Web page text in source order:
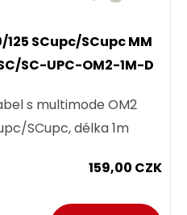
SCupc/SCupc MM
SC-UPC-OM2-1M-D
s multimode OM2
SCupc, délka 1m
159,00 CZK